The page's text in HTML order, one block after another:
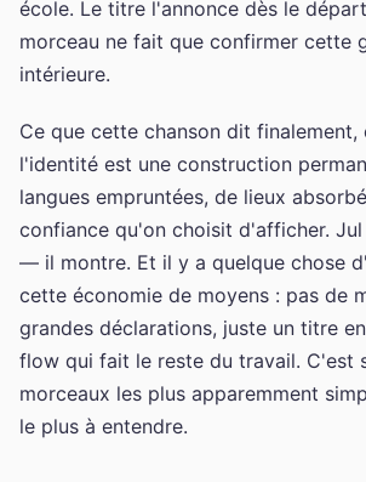
école. Le titre l'annonce dès le
morceau ne fait que confirmer cette
intérieure.
Ce que cette chanson dit finalement,
l'identité est une construction
langues empruntées, de lieux
confiance qu'on choisit d'afficher.
— il montre. Et il y a quelque chose
cette économie de moyens : pas de
grandes déclarations, juste un titre
flow qui fait le reste du travail. C'est
morceaux les plus apparemment
le plus à entendre.